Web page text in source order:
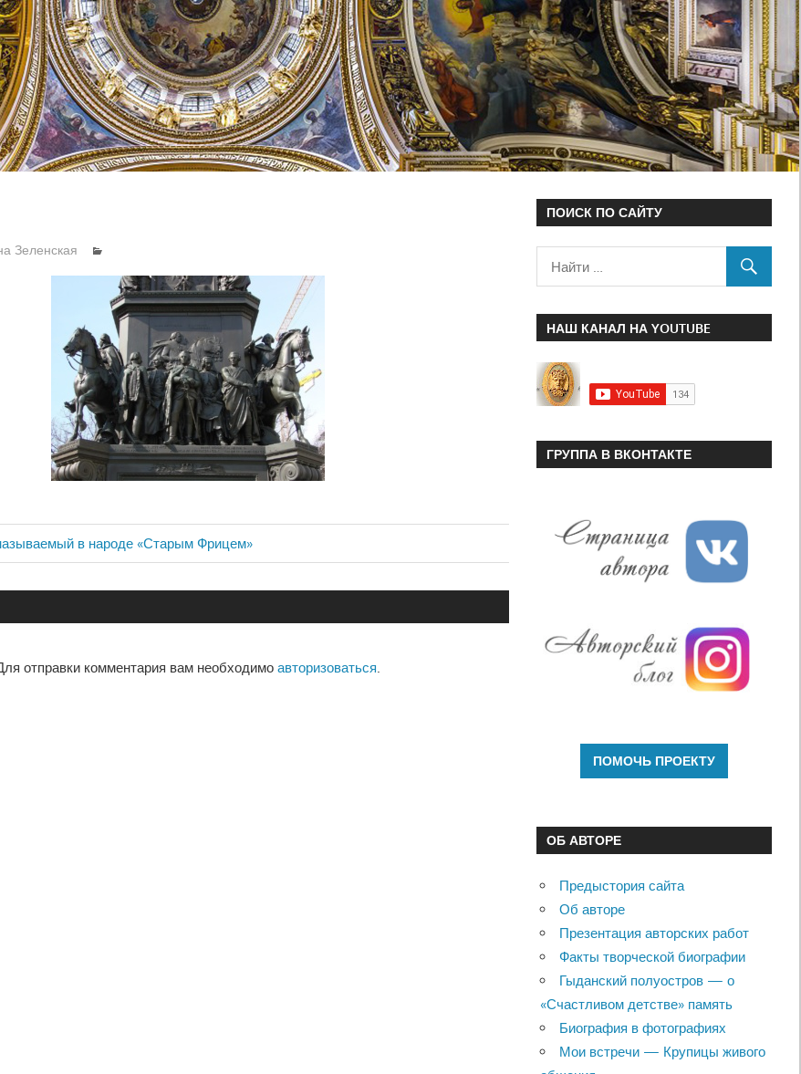
Зеленская
в народе «Старым Фрицем»
отправки комментария вам необходимо авторизоваться.
ПОИСК ПО САЙТУ
НАШ КАНАЛ НА YOUTUBE
ГРУППА В ВКОНТАКТЕ
ОБ АВТОРЕ
Предыстория сайта
Об авторе
Презентация авторских работ
Факты творческой биографии
Гыданский полуостров — о
«Счастливом детстве» память
Биография в фотографиях
Мои встречи — Крупицы живого